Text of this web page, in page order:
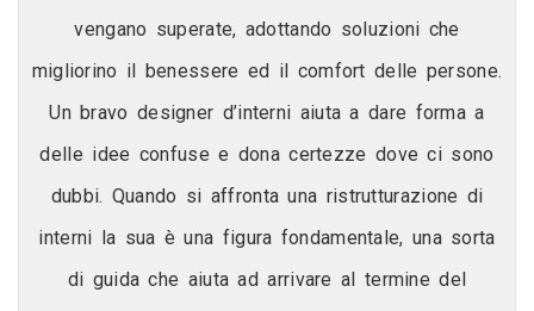
vengano superate, adottando soluzioni che
migliorino il benessere ed il comfort delle persone.
Un bravo designer d’interni aiuta a dare forma a
delle idee confuse e dona certezze dove ci sono
dubbi. Quando si affronta una ristrutturazione di
interni la sua è una figura fondamentale, una sorta
di guida che aiuta ad arrivare al termine del